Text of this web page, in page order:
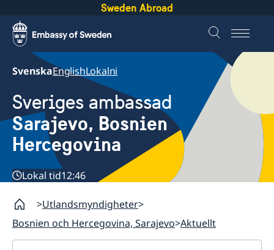
Sweden Abroad
SvenskaEnglishLokalni
Sveriges ambassad
Sarajevo, Bosnien
Hercegovina
Lokal tid12:46
Utlandsmyndigheter
Bosnien och Hercegovina, Sarajevo Aktuellt